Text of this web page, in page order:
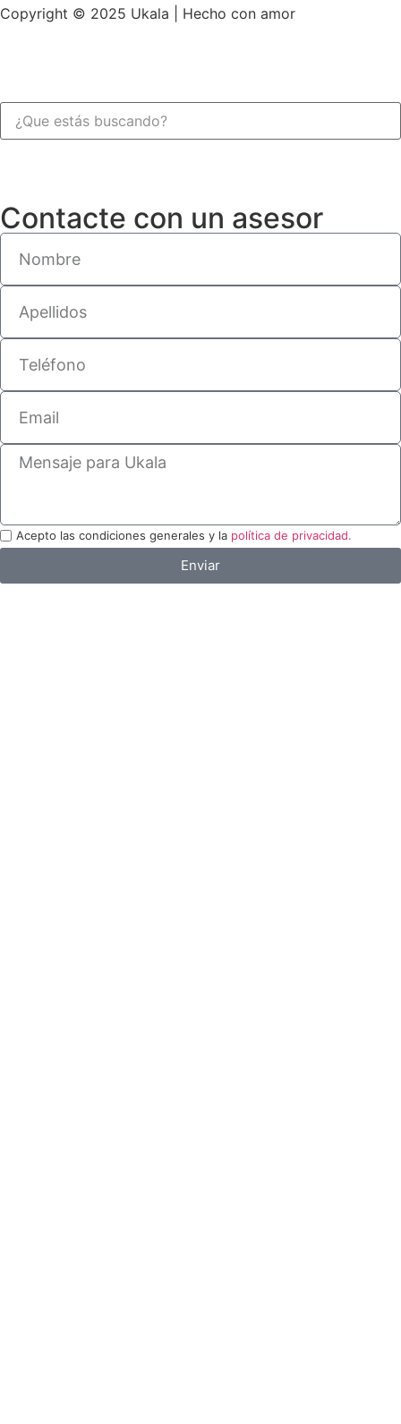
Copyright © 2025 Ukala | Hecho con amor
Contacte con un asesor
Acepto las condiciones generales y la política de privacidad.
Enviar